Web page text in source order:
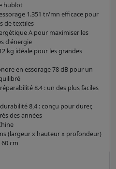
hublot
1.351 tr/mn efficace pour
de textiles
A pour maximiser les
d'énergie
kg idéale pour les grandes
en essorage 78 dB pour un
8.4 : un des plus faciles
8,4 : conçu pour durer,
des années
(largeur x hauteur x profondeur)
60 cm